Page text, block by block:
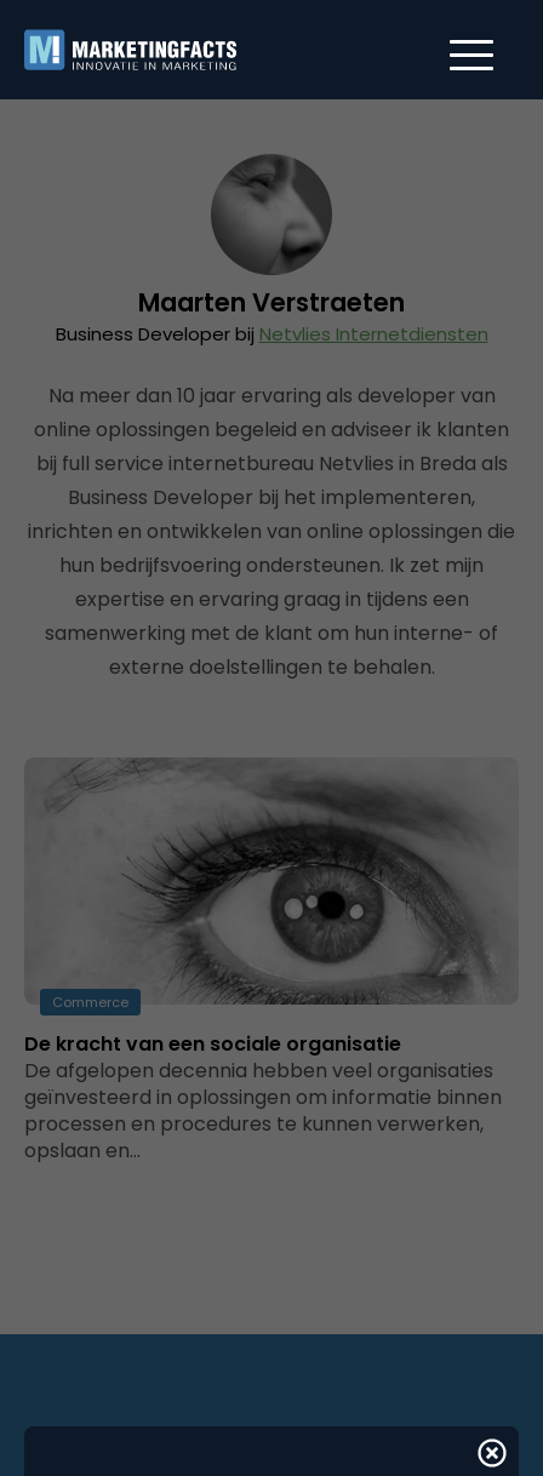
Maarten Verstraeten
Business Developer bij Netvlies Internetdiensten
Na meer dan 10 jaar ervaring als developer van
online oplossingen begeleid en adviseer ik klanten
bij full service internetbureau Netvlies in Breda als
Business Developer bij het implementeren,
inrichten en ontwikkelen van online oplossingen die
hun bedrijfsvoering ondersteunen. Ik zet mijn
expertise en ervaring graag in tijdens een
samenwerking met de klant om hun interne- of
externe doelstellingen te behalen.
Commerce
De kracht van een sociale organisatie
De afgelopen decennia hebben veel organisaties
geïnvesteerd in oplossingen om informatie binnen
processen en procedures te kunnen verwerken,
opslaan en…
Marketingfacts. Elke dag vers. Mis niks!